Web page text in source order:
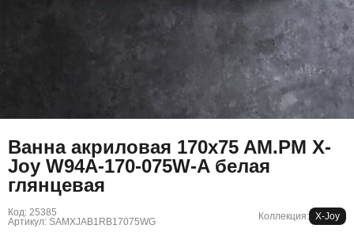
Ванна акриловая 170x75 AM.PM X-
Joy W94A-170-075W-A белая
глянцевая
Код: 25385
Артикул: SAMXJAB1RB17075WG
Коллекция: X-Joy